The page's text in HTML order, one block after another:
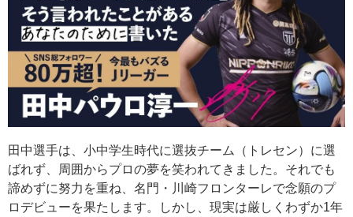
田中選手は、小中学生時代に選抜チーム（トレセン）に選
ばれず、周囲からプロの夢を笑われてきました。それでも
諦めずに努力を重ね、名門・川崎フロンターレで念願のプ
ロデビューを果たします。しかし、現実は厳しくわずか1年